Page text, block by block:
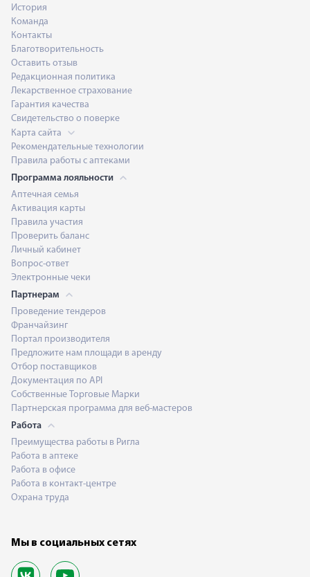
История
Команда
Контакты
Благотворительность
Оставить отзыв
Редакционная политика
Лекарственное страхование
Гарантия качества
Свидетельство о поверке
Карта сайта
Рекомендательные технологии
Правила работы с аптеками
Программа лояльности
Аптечная семья
Активация карты
Правила участия
Проверить баланс
Личный кабинет
Вопрос-ответ
Электронные чеки
Партнерам
Проведение тендеров
Франчайзинг
Портал производителя
Предложите нам площади в аренду
Отбор поставщиков
Документация по API
Собственные Торговые Марки
Партнерская программа для веб-мастеров
Работа
Преимущества работы в Ригла
Работа в аптеке
Работа в офисе
Работа в контакт-центре
Охрана труда
Мы в социальных сетях